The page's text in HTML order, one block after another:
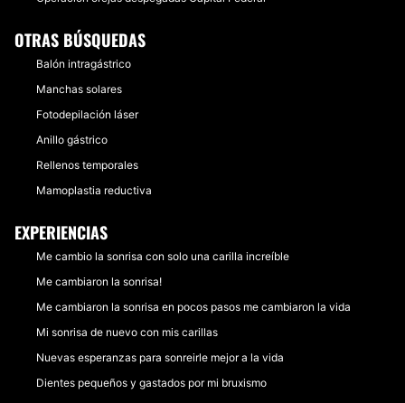
OTRAS BÚSQUEDAS
Balón intragástrico
Manchas solares
Fotodepilación láser
Anillo gástrico
Rellenos temporales
Mamoplastia reductiva
EXPERIENCIAS
Me cambio la sonrisa con solo una carilla increíble
Me cambiaron la sonrisa!
Me cambiaron la sonrisa en pocos pasos me cambiaron la vida
Mi sonrisa de nuevo con mis carillas
Nuevas esperanzas para sonreirle mejor a la vida
Dientes pequeños y gastados por mi bruxismo